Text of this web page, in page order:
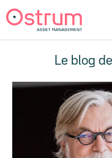
Le blog de